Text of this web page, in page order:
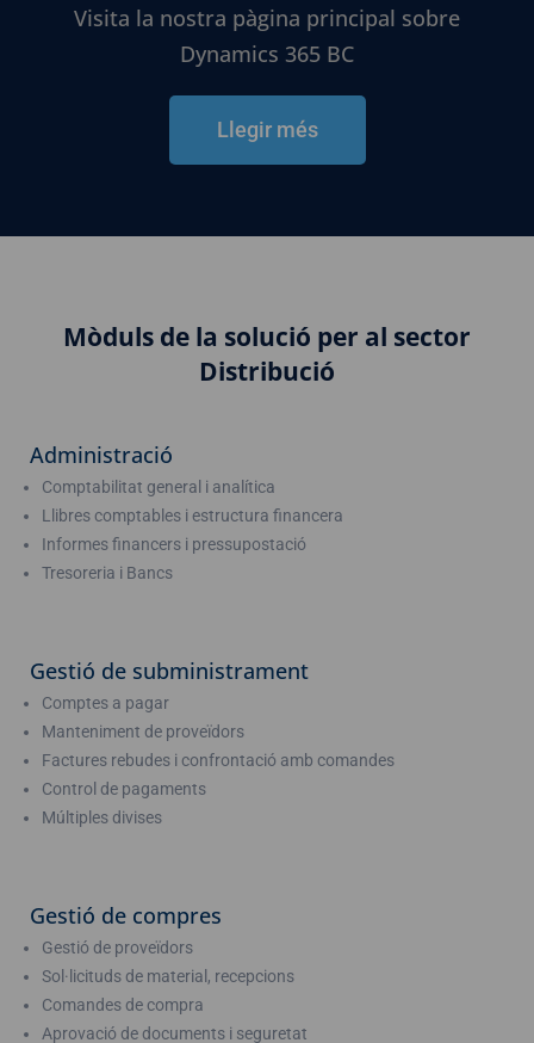
Visita la nostra pàgina principal sobre
Dynamics 365 BC
Llegir més
Mòduls de la solució per al sector
Distribució
Administració
Comptabilitat general i analítica
Llibres comptables i estructura financera
Informes financers i pressupostació
Tresoreria i Bancs
Gestió de subministrament
Comptes a pagar
Manteniment de proveïdors
Factures rebudes i confrontació amb comandes
Control de pagaments
Múltiples divises
Gestió de compres
Gestió de proveïdors
Sol·licituds de material, recepcions
Comandes de compra
Aprovació de documents i seguretat